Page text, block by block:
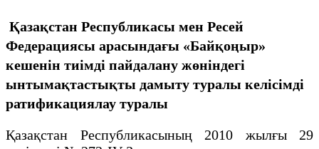
Қазақстан Республикасы мен Ресей
Федерациясы арасындағы «Байқоңыр»
кешенін тиімді пайдалану жөніндегі
ынтымақтастықты дамыту туралы келісімді
ратификациялау туралы
Қазақстан Республикасының 2010 жылғы 29